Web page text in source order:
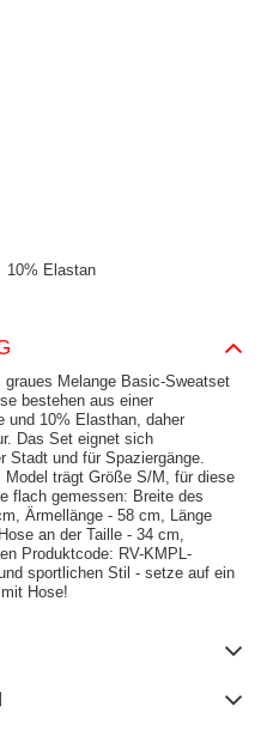
10% Elastan
Melange Basic-Sweatset
bestehen aus einer
und 10% Elasthan, daher
Das Set eignet sich
Stadt und für Spaziergänge.
Model trägt Größe S/M, für diese
flach gemessen: Breite des
Ärmellänge - 58 cm, Länge
an der Taille - 34 cm,
Produktcode: RV-KMPL-
sportlichen Stil - setze auf ein
Hose!